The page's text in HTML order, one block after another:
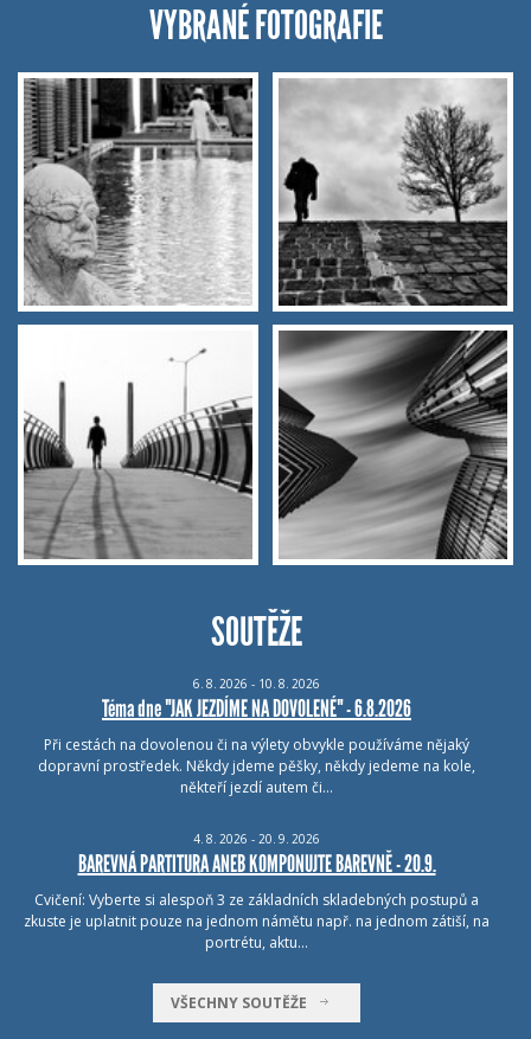
VYBRANÉ FOTOGRAFIE
SOUTĚŽE
6. 8. 2026 - 10. 8. 2026
Téma dne "JAK JEZDÍME NA DOVOLENÉ" - 6.8.2026
Při cestách na dovolenou či na výlety obvykle používáme nějaký
dopravní prostředek. Někdy jdeme pěšky, někdy jedeme na kole,
někteří jezdí autem či…
4. 8. 2026 - 20. 9. 2026
BAREVNÁ PARTITURA ANEB KOMPONUJTE BAREVNĚ - 20.9.
Cvičení: Vyberte si alespoň 3 ze základních skladebných postupů a
zkuste je uplatnit pouze na jednom námětu např. na jednom zátiší, na
portrétu, aktu…
VŠECHNY SOUTĚŽE